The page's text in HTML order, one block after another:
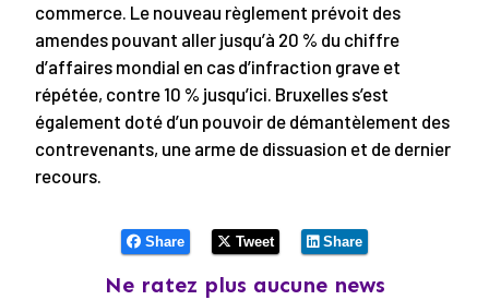
commerce. Le nouveau règlement prévoit des
amendes pouvant aller jusqu’à 20 % du chiffre
d’affaires mondial en cas d’infraction grave et
répétée, contre 10 % jusqu’ici. Bruxelles s’est
également doté d’un pouvoir de démantèlement des
contrevenants, une arme de dissuasion et de dernier
recours.
Share Tweet Share
Ne ratez plus aucune news